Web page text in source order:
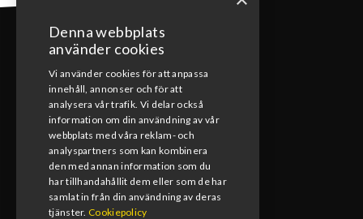
KONTAKT
0492-15391
info@blomsmx.com
Tegelbruksgatan 8, 598 40 Vimmerby
Denna webbplats
använder cookies
Vi använder cookies för att anpassa
innehåll, annonser och för att
analysera vår trafik. Vi delar också
information om din användning av vår
webbplats med våra reklam- och
analyspartners som kan kombinera
den med annan information som du
har tillhandahållit dem eller som de har
samlat in från din användning av deras
tjänster. Cookiepolicy